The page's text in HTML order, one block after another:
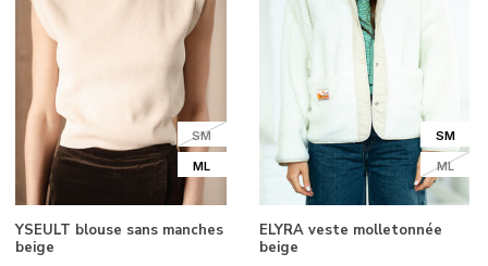
SM
ML
YSEULT blouse sans manches
beige
SM
ML
ELYRA veste molletonnée
beige